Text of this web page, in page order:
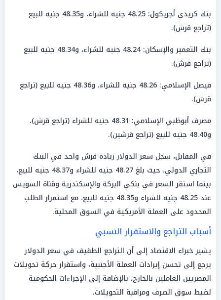
بنك كريدي أجريكول: 48.25 جنيه للشراء، و48.35 جنيه للبيع
(تراجع قرش).
بنك التعمير والإسكان: 48.24 جنيه للشراء، و48.34 جنيه للبيع
(تراجع قرش).
فيصل الإسلامي: 48.26 جنيه للشراء، و48.36 جنيه للبيع (تراجع
قرش).
مصرف أبوظبي الإسلامي: 48.31 جنيه للشراء (تراجع قرش)،
و48.40 جنيه للبيع (تراجع قرشين).
في المقابل، سجل سعر الدولار زيادة قرش واحد في البنك
التجاري الدولي، حيث بلغ 48.27 جنيه للشراء و48.37 جنيه للبيع،
بينما استقر السعر في بنكي البركة والإسكندرية وقناة السويس
عند 48.25 جنيه للشراء و48.35 جنيه للبيع، مع استمرار الطلب
المحدود على العملة الأمريكية في السوق المحلية.
أسباب التراجع والاستقرار النسبي
يشير خبراء الاقتصاد إلى أن التراجع الطفيف في سعر الدولار
يرجع إلى تحسن إيرادات العملة الأجنبية، واستقرار حركة تحويلات
المصريين العاملين بالخارج، بالإضافة إلى الإجراءات الحكومية
لضبط سوق الصرف ومراقبة التحويلات.